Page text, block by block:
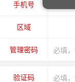
手机号
区域
管理密码
验证码